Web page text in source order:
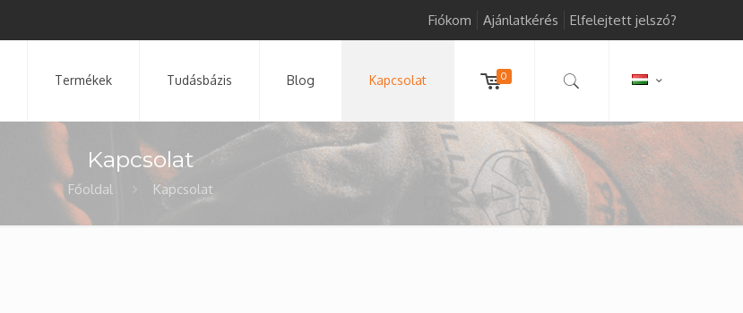
Fiókom Ajánlatkérés Elfelejtett jelszó?
Termékek Tudásbázis Blog Kapcsolat 0
Kapcsolat
Főoldal Kapcsolat